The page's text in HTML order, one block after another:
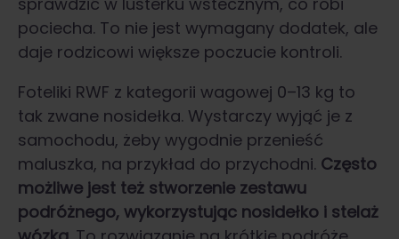
pociecha. To nie jest wymagany dodatek, ale
daje rodzicowi większe poczucie kontroli.
Foteliki RWF z kategorii wagowej 0–13 kg to
tak zwane nosidełka. Wystarczy wyjąć je z
samochodu, żeby wygodnie przenieść
maluszka, na przykład do przychodni. Często
możliwe jest też stworzenie zestawu
podróżnego, wykorzystując nosidełko i stelaż